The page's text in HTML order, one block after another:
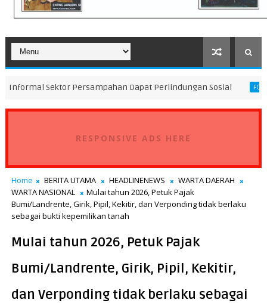
Persampahan Dapat Perlindungan Sosial FOKUS Direktur
RESPONSIVE ADS HERE
Home BERITA UTAMA HEADLINENEWS
WARTA DAERAH
WARTA NASIONAL
Mulai tahun 2026, Petuk Pajak
Bumi/Landrente, Girik, Pipil, Kekitir, dan Verponding tidak berlaku
sebagai bukti kepemilikan tanah
Mulai tahun 2026, Petuk Pajak
Bumi/Landrente, Girik, Pipil, Kekitir,
dan Verponding tidak berlaku sebagai